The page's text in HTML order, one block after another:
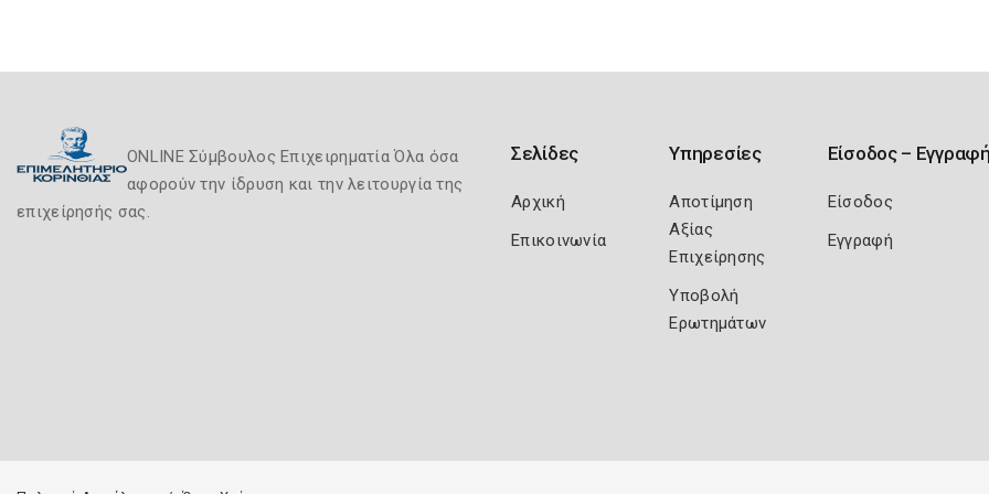
ONLINE Σύμβουλος Επιχειρηματία Όλα όσα
αφορούν την ίδρυση και την λειτουργία της
επιχείρησής σας.
Σελίδες
Αρχική
Επικοινωνία
Υπηρεσίες
Αποτίμηση
Αξίας
Επιχείρησης
Υποβολή
Ερωτημάτων
Είσοδος –
Είσοδος
Εγγραφή